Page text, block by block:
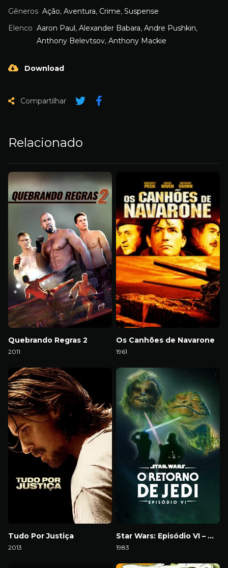
Gêneros Ação, Aventura, Crime, Suspense
Elenco Aaron Paul , Alexander Babara, Andre Pushkin,
Anthony Belevtsov, Anthony Mackie
Download
Compartilhar
Relacionado
Quebrando Regras 2
2011
Os Canhões de Navarone
1961
Tudo Por Justiça
2013
Star Wars: Episódio VI – O Retorno de Jedi
1983